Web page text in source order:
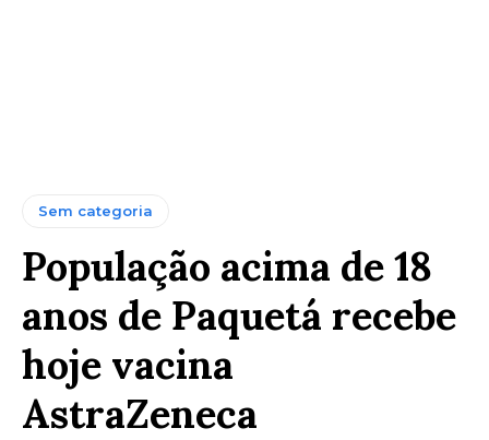
Sem categoria
População acima de 18
anos de Paquetá recebe
hoje vacina
AstraZeneca